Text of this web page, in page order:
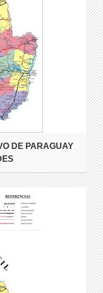
DE PARAGUAY